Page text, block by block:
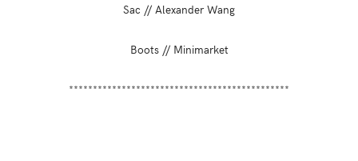
Sac // Alexander Wang
Boots // Minimarket
**********************************************